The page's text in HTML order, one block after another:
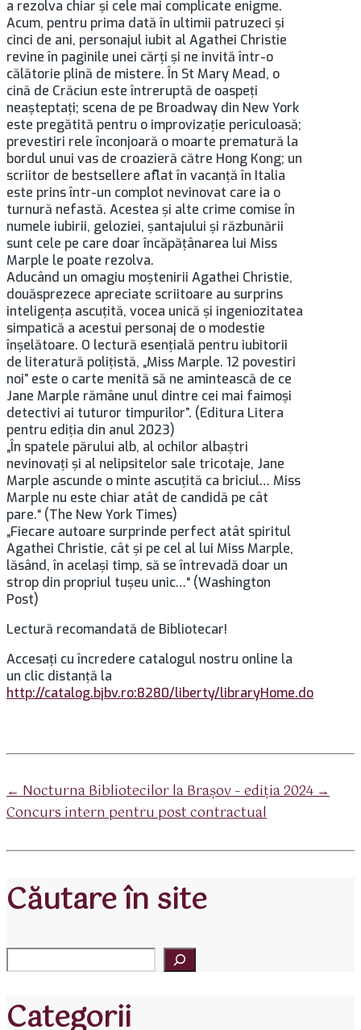
a rezolva chiar şi cele mai complicate enigme.
Acum, pentru prima dată în ultimii patruzeci şi
cinci de ani, personajul iubit al Agathei Christie
revine în paginile unei cărţi şi ne invită într-o
călătorie plină de mistere. În St Mary Mead, o
cină de Crăciun este întreruptă de oaspeţi
neaşteptaţi; scena de pe Broadway din New York
este pregătită pentru o improvizaţie periculoasă;
prevestiri rele înconjoară o moarte prematură la
bordul unui vas de croazieră către Hong Kong; un
scriitor de bestsellere aflat în vacanţă în Italia
este prins într-un complot nevinovat care ia o
turnură nefastă. Acestea şi alte crime comise în
numele iubirii, geloziei, şantajului şi răzbunării
sunt cele pe care doar încăpăţânarea lui Miss
Marple le poate rezolva.
Aducând un omagiu moştenirii Agathei Christie,
douăsprezece apreciate scriitoare au surprins
inteligenţa ascuţită, vocea unică şi ingeniozitatea
simpatică a acestui personaj de o modestie
înşelătoare. O lectură esenţială pentru iubitorii
de literatură poliţistă, „Miss Marple. 12 povestiri
noi” este o carte menită să ne amintească de ce
Jane Marple rămâne unul dintre cei mai faimoşi
detectivi ai tuturor timpurilor”. (Editura Litera
pentru ediţia din anul 2023)
„În spatele părului alb, al ochilor albaştri
nevinovaţi şi al nelipsitelor sale tricotaje, Jane
Marple ascunde o minte ascuţită ca briciul… Miss
Marple nu este chiar atât de candidă pe cât
pare.“ (The New York Times)
„Fiecare autoare surprinde perfect atât spiritul
Agathei Christie, cât şi pe cel al lui Miss Marple,
lăsând, în acelaşi timp, să se întrevadă doar un
strop din propriul tuşeu unic…“ (Washington
Post)
Lectură recomandată de Bibliotecar!
Accesaţi cu încredere catalogul nostru online la
un clic distanţă la
http://catalog.bjbv.ro:8280/liberty/libraryHome.do
la
navigare
←Nocturna Bibliotecilor la Braşov – ediţia 2024→
Concurs intern pentru post contractual
Căutare în site
Categorii